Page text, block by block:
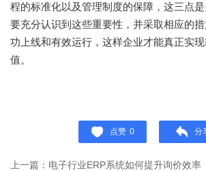
程的标准化以及管理制度的保障，这三点
要充分认识到这些重要性，并采取相应的
功上线和有效运行，这样企业才能真正实
值。
点赞 0 分
上一篇：电子行业ERP系统如何提升询价效率